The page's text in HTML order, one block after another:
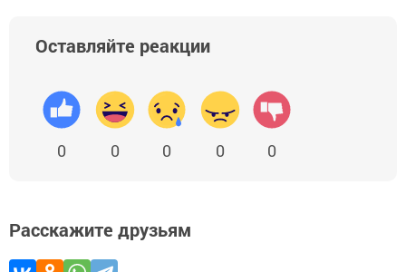
Оставляйте реакции
0 0 0 0 0
Расскажите друзьям